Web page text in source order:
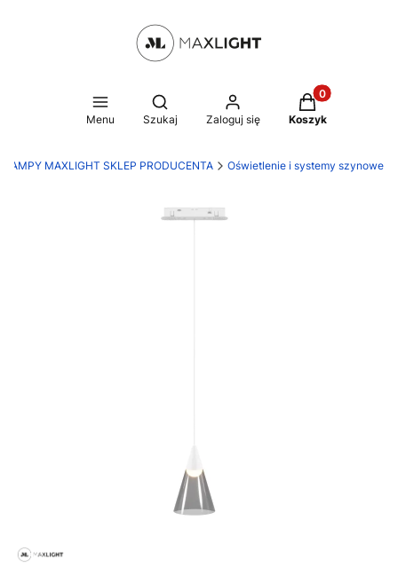
Menu
Otwórz wyszukiwarkę
Szukaj Zaloguj się
Produkty w
Koszyk
LAMPY MAXLIGHT SKLEP PRODUCENTA Oświetlenie i systemy szynowe